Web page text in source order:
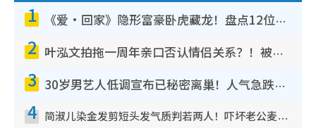
1 《爱·回家》隐形富豪卧虎藏龙！盘点12位财气逼人的有钱艺人：这位美女3亿身家不愁做
2 叶泓文拍拖一周年亲口否认情侣关系？！被质疑感情造假竟称GM“普通同事”
3 30岁男艺人低调宣布已秘密离巢！人气急跌变失踪人口：“这几年过得并不容易”
4 简淑儿染金发剪短头发气质判若两人！吓坏老公麦大力都认不出：“你做什么？”